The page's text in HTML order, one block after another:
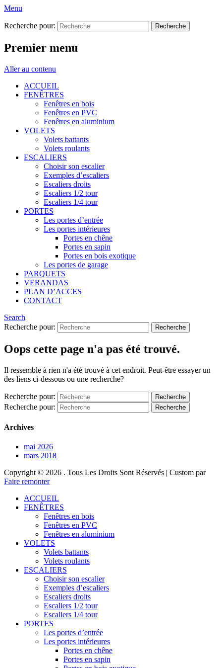
Menu
Recherche pour:
Premier menu
Aller au contenu
ACCUEIL
FENÊTRES
Fenêtres en bois
Fenêtres en PVC
Fenêtres en aluminium
VOLETS
Volets battants
Volets roulants
ESCALIERS
Choisir son escalier
Exemples d’escaliers
Escaliers droits
Escaliers 1/2 tour
Escaliers 1/4 tour
PORTES
Les portes d’entrée
Les portes intérieures
Portes en chêne
Portes en sapin
Portes en bois exotique
Les portes de garage
PARQUETS
VERANDAS
PLAN D’ACCES
CONTACT
Search
Recherche pour:
Oops cette page n'a pas été trouvé.
Il ressemble à rien n'a été trouvé à cet endroit. Peut-être essayer un
des liens ci-dessous ou une recherche?
Recherche pour:
Recherche pour:
Archives
mai 2026
mars 2018
Copyright © 2026 . Tous Les Droits Sont Réservés | Custom par
Faire remonter
ACCUEIL
FENÊTRES
Fenêtres en bois
Fenêtres en PVC
Fenêtres en aluminium
VOLETS
Volets battants
Volets roulants
ESCALIERS
Choisir son escalier
Exemples d’escaliers
Escaliers droits
Escaliers 1/2 tour
Escaliers 1/4 tour
PORTES
Les portes d’entrée
Les portes intérieures
Portes en chêne
Portes en sapin